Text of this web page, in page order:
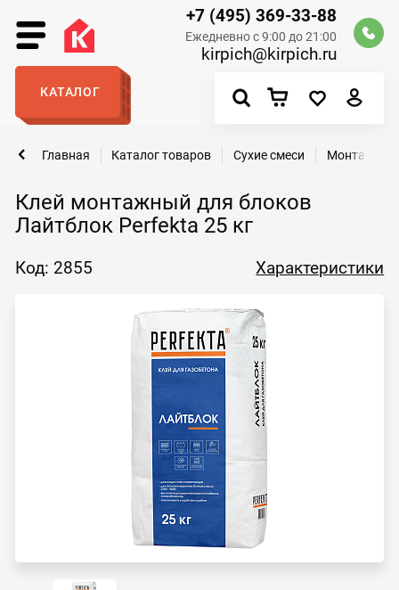
+7 (495) 369-33-88
Ежедневно с 9:00 до 21:00
kirpich@kirpich.ru
КАТАЛОГ
Клей монтажный для блоков
Лайтблок Perfekta 25 кг
Главная Каталог товаров Сухие смеси Монтажные
Код: 2855 Характеристики